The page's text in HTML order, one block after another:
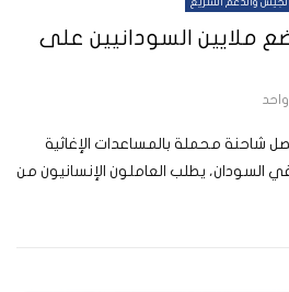
ملايين السودانيين على
2026 عندما تصل شاحنة محملة بالمساعدات الإغاثية
السودان، يطلب العاملون الإنسانيون من